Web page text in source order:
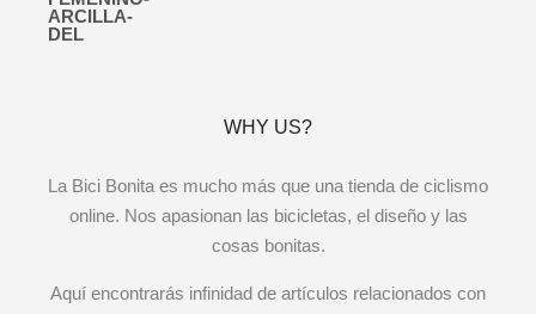
WHY US?
La Bici Bonita es mucho más que una tienda de ciclismo
online. Nos apasionan las bicicletas, el diseño y las
cosas bonitas.
Aquí encontrarás infinidad de artículos relacionados con